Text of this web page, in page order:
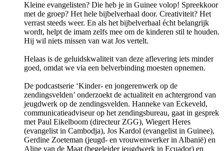
Kleine evangelisten? Die heb je in Guinee volop! Spreekkoor
met de groep? Het hele bijbelverhaal door. Creativiteit? Het
verrast steeds weer. En als het bijbelverhaal écht belangrijk
wordt, helpt de imam zelfs mee om de kinderen stil te houden.
Hij wil niets missen van wat Jos vertelt.
Helaas is de geluidskwaliteit van deze aflevering iets minder
goed, omdat we via een belverbinding moesten opnemen.
De podcastserie ‘Kinder- en jongerenwerk op de
zendingsvelden’ onderzoekt de actualiteit en achtergrond van
jeugdwerk op de zendingsvelden. Hanneke van Eckeveld,
communicatieadviseur op het zendingsbureau, gaat in gesprek
met Paul Eikelboom (directeur ZGG), Wiegert Heres
(evangelist in Cambodja), Jos Kardol (evangelist in Guinee),
Gerdine Zoeteman (jeugd- en vrouwenwerker in Albanië) en
Aline van de Maat (begeleider jeugdwerk in Ecuador) en